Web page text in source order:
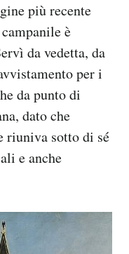
più recente
è
da vedetta, da
per i
da punto di
dato che
riuniva sotto di sé
e anche